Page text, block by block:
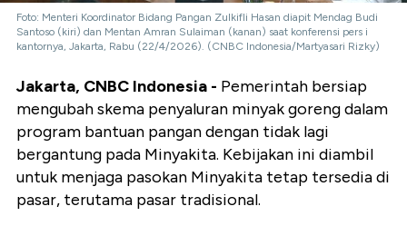
Foto: Menteri Koordinator Bidang Pangan Zulkifli Hasan diapit Mendag Budi
Santoso (kiri) dan Mentan Amran Sulaiman (kanan) saat konferensi pers i
kantornya, Jakarta, Rabu (22/4/2026). (CNBC Indonesia/Martyasari Rizky)
Jakarta, CNBC Indonesia - Pemerintah bersiap
mengubah skema penyaluran minyak goreng dalam
program bantuan pangan dengan tidak lagi
bergantung pada Minyakita. Kebijakan ini diambil
untuk menjaga pasokan Minyakita tetap tersedia di
pasar, terutama pasar tradisional.